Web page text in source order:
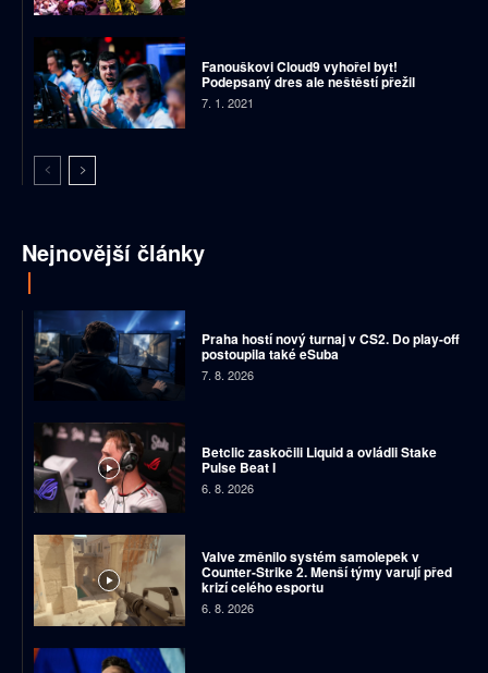
Fanouškovi Cloud9 vyhořel byt!
Podepsaný dres ale neštěstí přežil
7. 1. 2021
Nejnovější články
Praha hostí nový turnaj v CS2. Do play-off
postoupila také eSuba
7. 8. 2026
Betclic zaskočili Liquid a ovládli Stake
Pulse Beat I
6. 8. 2026
Valve změnilo systém samolepek v
Counter-Strike 2. Menší týmy varují před
krizí celého esportu
6. 8. 2026